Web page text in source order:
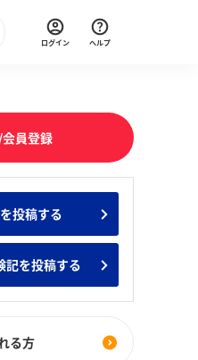
なのインターン人気企業ランキ
のイベント一覧
ログイン ヘルプ
員登録
投稿する
記を投稿する
る方